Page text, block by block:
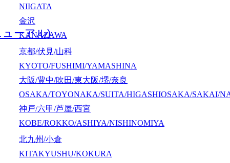
NIIGATA
金沢
KANAZAWA
京都/伏見/山科
KYOTO/FUSHIMI/YAMASHINA
大阪/豊中/吹田/東大阪/堺/奈良
OSAKA/TOYONAKA/SUITA/HIGASHIOSAKA/SAKAI/
神戸/六甲/芦屋/西宮
KOBE/ROKKO/ASHIYA/NISHINOMIYA
北九州/小倉
KITAKYUSHU/KOKURA
ューアル)